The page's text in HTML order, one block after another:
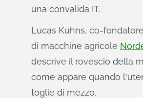
una convalida IT.
Lucas Kuhns, co-
di macchine agricole
descrive il rovescio della
come appare quando
toglie di mezzo.